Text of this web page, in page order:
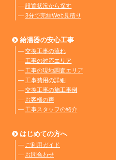
― 設置状況から探す
― 3分で完結Web見積り
給湯器の安心工事
― 交換工事の流れ
― 工事の対応エリア
― 工事の現地調査エリア
― 工事費用の詳細
― 交換工事の施工事例
― お客様の声
― 工事スタッフの紹介
はじめての方へ
― ご利用ガイド
― お問合わせ